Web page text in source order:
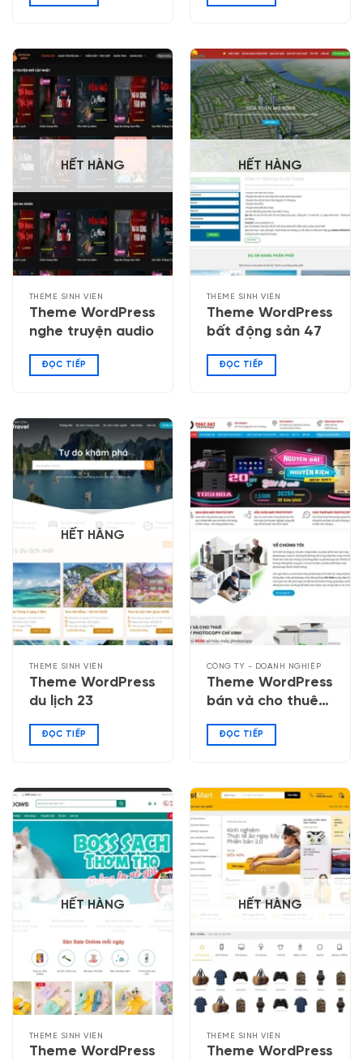
HẾT HÀNG
THEME SINH VIÊN
Theme WordPress
nghe truyện audio
ĐỌC TIẾP
HẾT HÀNG
THEME SINH VIÊN
Theme WordPress
bất động sản 47
ĐỌC TIẾP
HẾT HÀNG
THEME SINH VIÊN
Theme WordPress
du lịch 23
ĐỌC TIẾP
CÔNG TY - DOANH NGHIỆP
Theme WordPress
bán và cho thuê
ĐỌC TIẾP
HẾT HÀNG
THEME SINH VIÊN
Theme WordPress
HẾT HÀNG
THEME SINH VIÊN
Theme WordPress